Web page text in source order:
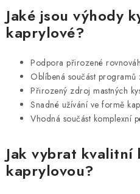
ý
p
Jaké jsou výhody
kaprylové?
Podpora přirozené
Oblíbená součást
Přirozený zdroj mastných
Snadné užívání ve formě
Vhodná součást komplexní
Jak vybrat kvalitní
kaprylovou?